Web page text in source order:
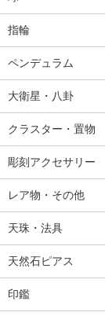
指輪
ペンデュラム
大衛星・八卦
クラスター・置物
彫刻アクセサリー
レア物・その他
天珠・法具
天然石ピアス
印鑑